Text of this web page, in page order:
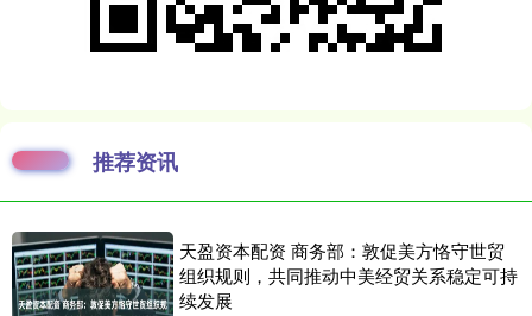
推荐资讯
天盈资本配资 商务部：敦促美方恪守世贸
组织规则，共同推动中美经贸关系稳定可持
续发展